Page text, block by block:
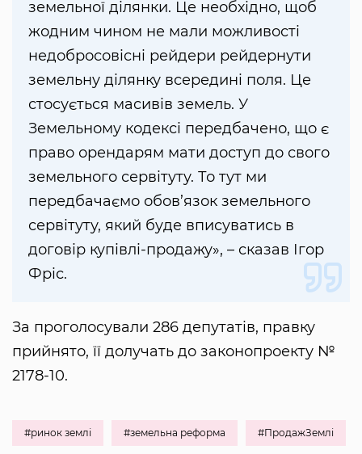
земельної ділянки. Це необхідно, щоб
жодним чином не мали можливості
недобросовісні рейдери рейдернути
земельну ділянку всередині поля. Це
стосується масивів земель. У
Земельному кодексі передбачено, що є
право орендарям мати доступ до свого
земельного сервітуту. То тут ми
передбачаємо обов’язок земельного
сервітуту, який буде вписуватись в
договір купівлі-продажу», – сказав Ігор
Фріс.
За проголосували 286 депутатів, правку
прийнято, її долучать до законопроекту №
2178-10.
#ринок землі #земельна реформа #ПродажЗемлі